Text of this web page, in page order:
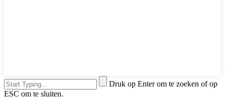
Druk op Enter om te zoeken of op
ESC om te sluiten.